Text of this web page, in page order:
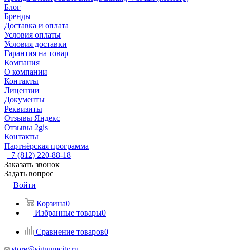
Блог
Бренды
Доставка и оплата
Условия оплаты
Условия доставки
Гарантия на товар
Компания
О компании
Контакты
Лицензии
Документы
Реквизиты
Отзывы Яндекс
Отзывы 2gis
Контакты
Партнёрская программа
+7 (812) 220-88-18
Заказать звонок
Задать вопрос
Войти
Корзина0
Избранные товары0
Сравнение товаров0